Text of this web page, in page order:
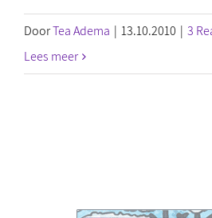
DoorTea Adema | 13.10.2010 | 3
Lees meer